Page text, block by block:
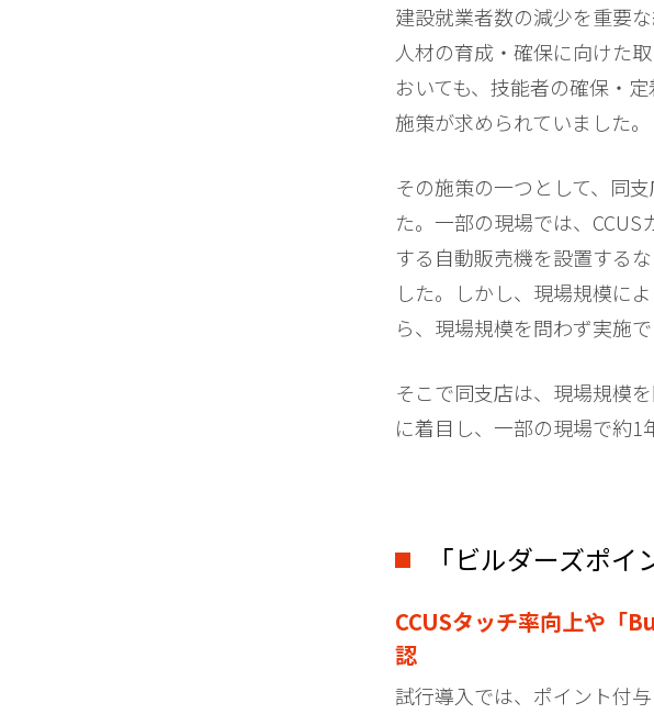
建設就業者数の減少を重要
人材の育成・確保に向けた
おいても、技能者の確保・
施策が求められていました。
その施策の一つとして、同
た。一部の現場では、
する自動販売機を設置する
した。しかし、現場規模に
ら、現場規模を問わず実施
そこで同支店は、現場規模
に着目し、一部の現場で約1
「ビルダーズポ
CCUSタッチ率向上や「
認
試行導入では、ポイント付